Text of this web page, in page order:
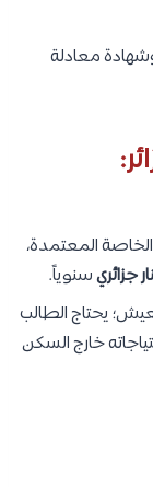
معادلة
المعتمدة،
سنوياً.
يحتاج الطالب
خارج السكن